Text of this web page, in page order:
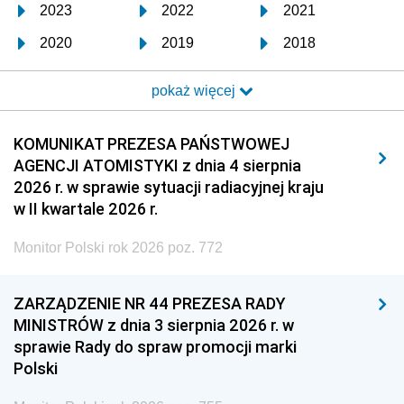
2023 2022 2021
2020 2019 2018
2017 2016 2015
2014 2013 2012
2011 2010 2009
2008 2007 2006
2005
1996 1995 1994
1993 1992 1991
1990
1987 1986
pokaż więcej
KOMUNIKAT PREZESA PAŃSTWOWEJ
AGENCJI ATOMISTYKI z dnia 4 sierpnia
2026 r. w sprawie sytuacji radiacyjnej kraju
w II kwartale 2026 r.
Monitor Polski rok 2026 poz. 772
ZARZĄDZENIE NR 44 PREZESA RADY
MINISTRÓW z dnia 3 sierpnia 2026 r. w
sprawie Rady do spraw promocji marki
Polski